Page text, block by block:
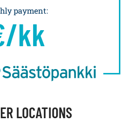
payment:
kk
LOCATIONS